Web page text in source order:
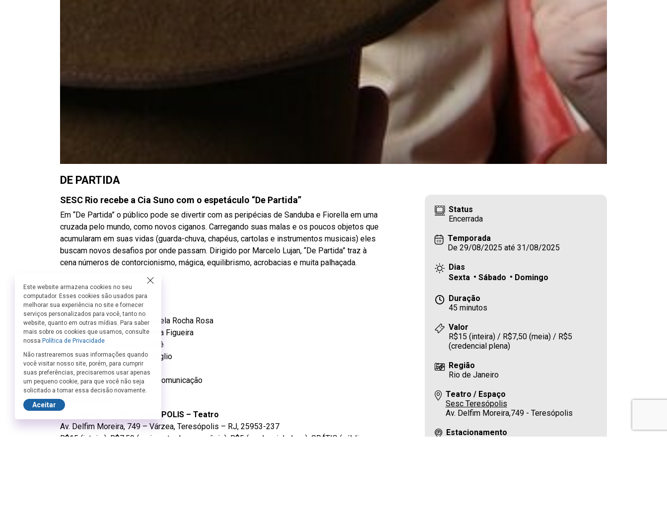
DE PARTIDA
SESC Rio recebe a Cia Suno com o espetáculo “De Partida”
Em “De Partida” o público pode se divertir com as peripécias de Sanduba e Fiorella em uma
cruzada pelo mundo, como novos ciganos. Carregando suas malas e os poucos objetos que
acumularam em suas vidas (guarda-chuva, chapéus, cartolas e instrumentos musicais) eles
buscam novos desafios por onde passam. Dirigido por Marcelo Lujan, “De Partida” traz à
cena números de contorcionismo, mágica, equilibrismo, acrobacias e muita palhaçada.
Ficha Técnica:
Roteiro e criação: Cia Suno
Direção: Marcelo Lujan
Assistência de Direção: Daniela Rocha Rosa
Elenco: Duba Becker e Helena Figueira
Cenografia: Palhassada Ateliê
Iluminação: Marcos Tadeu Diglio
Figurinos: Helena Figueira
Produção: Moretti Cultura e Comunicação
Programação:
29 – 19h30 – SESC TERESOPOLIS – Teatro
Av. Delfim Moreira, 749 – Várzea, Teresópolis – RJ, 25953-237
R$15 (inteira), R$7,50 (meia-entrada e convênio), R$5 (credencial plena), GRÁTIS (público
Status
Encerrada
Temporada
De 29/08/2025 até 31/08/2025
Dias
Sexta
Sábado Domingo
Duração
45 minutos
Valor
R$15 (inteira) / R$7,50 (meia) / R$5
(credencial plena)
Região
Rio de Janeiro
Teatro / Espaço
Sesc Teresópolis
Av. Delfim Moreira,749 - Teresópolis
Estacionamento
Este website armazena cookies no seu
computador. Esses cookies são usados para
melhorar sua experiência no site e fornecer
serviços personalizados para você, tanto no
website, quanto em outras mídias. Para saber
mais sobre os cookies que usamos, consulte
nossa Política de Privacidade
Não rastrearemos suas informações quando
você visitar nosso site, porém, para cumprir
suas preferências, precisaremos usar apenas
um pequeno cookie, para que você não seja
solicitado a tomar essa decisão novamente.
Aceitar